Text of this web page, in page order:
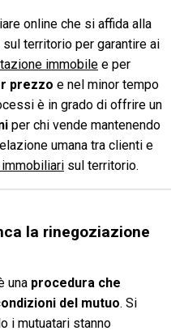
online che si affida alla
territorio per garantire ai
immobile e per
prezzo e nel minor tempo
è in grado di offrire un
per chi vende mantenendo
umana tra clienti e
sul territorio.
la rinegoziazione
una procedura che
del mutuo. Si
i mutuatari stanno